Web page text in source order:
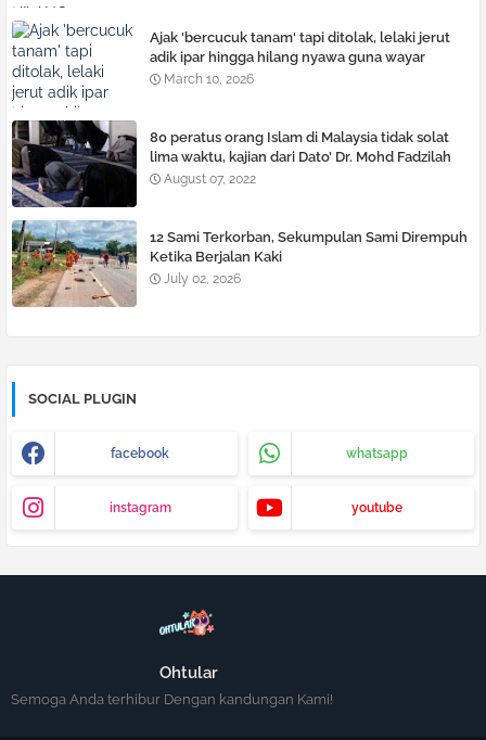
Ajak 'bercucuk tanam' tapi ditolak, lelaki je͏rut
adik ipar hingga hilang nyawa guna wayar
pelurus rambut
March 10, 2026
80 peratus orang Islam di Malaysia tidak solat
lima waktu, kajian dari Dato’ Dr. Mohd Fadzilah
Kamsah
August 07, 2022
12 Sami Terkorban, Sekumpulan Sami Dirempuh
Ketika Berjalan Kaki
July 02, 2026
SOCIAL PLUGIN
facebook whatsapp
instagram youtube
Ohtular
Semoga Anda terhibur Dengan kandungan Kami!